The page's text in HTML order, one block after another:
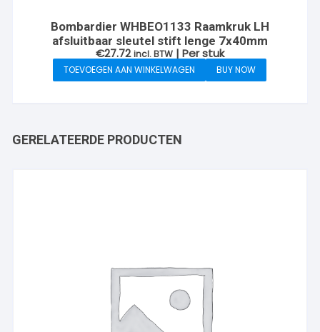
Bombardier WHBEO1133 Raamkruk LH
afsluitbaar sleutel stift lenge 7x40mm
€27.72 incl. BTW | Per stuk
TOEVOEGEN AAN WINKELWAGEN BUY NOW
GERELATEERDE PRODUCTEN